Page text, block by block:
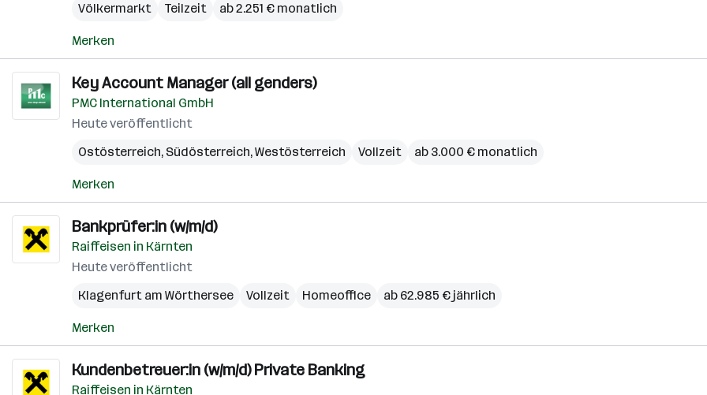
Völkermarkt
Teilzeit ab 2.251 € monatlich
Merken
Key Account Manager (all genders)
PMC International GmbH
Heute veröffentlicht
Ostösterreich, Südösterreich,Westösterreich Vollzeit ab 3.000 € monatlich
Merken
Bankprüfer:in (w/m/d)
Raiffeisen in Kärnten
Heute veröffentlicht
Klagenfurt am Wörthersee
Vollzeit Homeoffice ab 62.985 € jährlich
Merken
Kundenbetreuer:in (w/m/d) Private Banking
Raiffeisen in Kärnten